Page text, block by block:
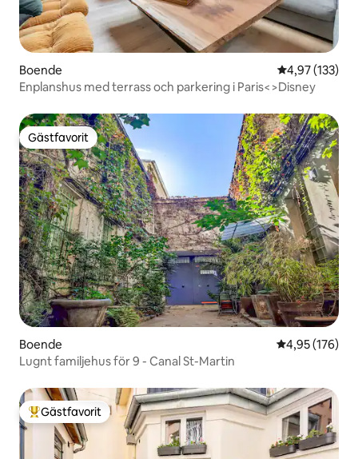
Boende 4,97 av 5 i
4,97 (133)
Enplanshus med terrass och parkering i Paris<>Disney
Gästfavorit
Gästfavorit
Boende 4,95 av 5 i
4,95 (176)
Lugnt familjehus för 9 - Canal St-Martin
Populär gästfavorit
Gästfavorit